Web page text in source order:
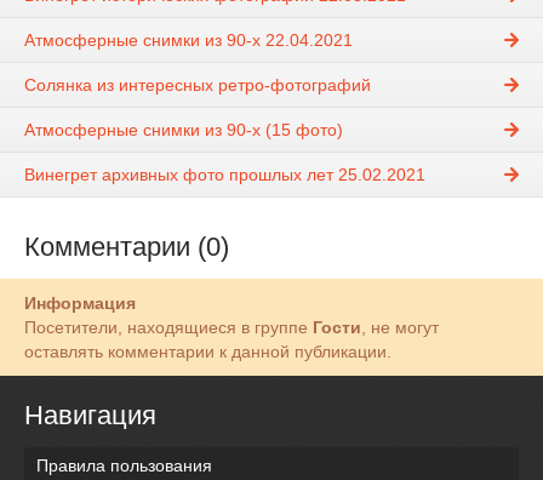
Атмосферные снимки из 90-х 22.04.2021
Солянка из интересных ретро-фотографий
Атмосферные снимки из 90-х (15 фото)
Винегрет архивных фото прошлых лет 25.02.2021
Комментарии (0)
Информация
Посетители, находящиеся в группе Гости , не могут
оставлять комментарии к данной публикации.
Навигация
Правила пользования